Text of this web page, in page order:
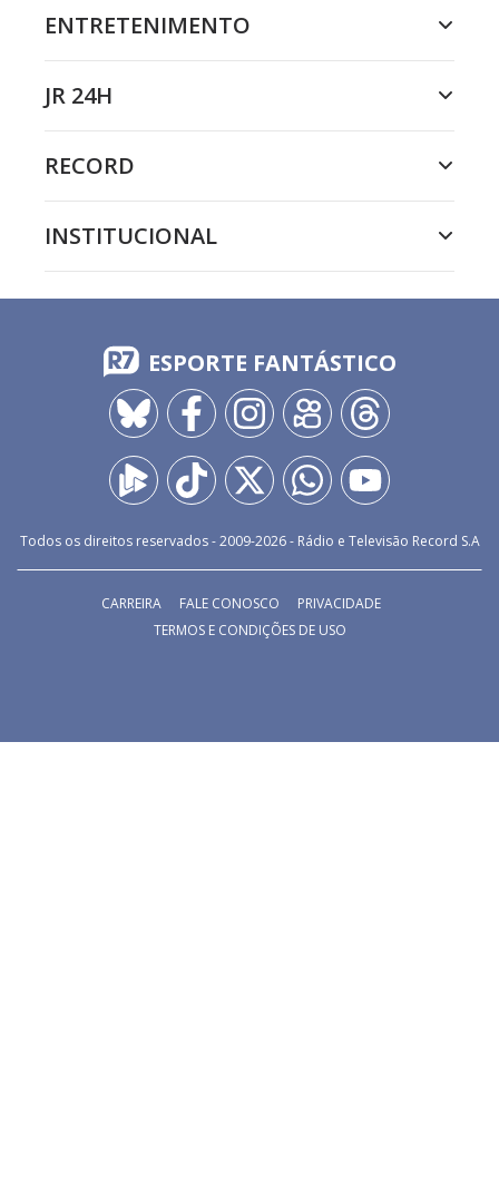
ENTRETENIMENTO
JR 24H
RECORD
INSTITUCIONAL
ESPORTE FANTÁSTICO
Todos os direitos reservados - 2009-2026- Rádio e Televisão Record S.A
CARREIRA FALE CONOSCO
PRIVACIDADE
TERMOS E CONDIÇÕES DE USO